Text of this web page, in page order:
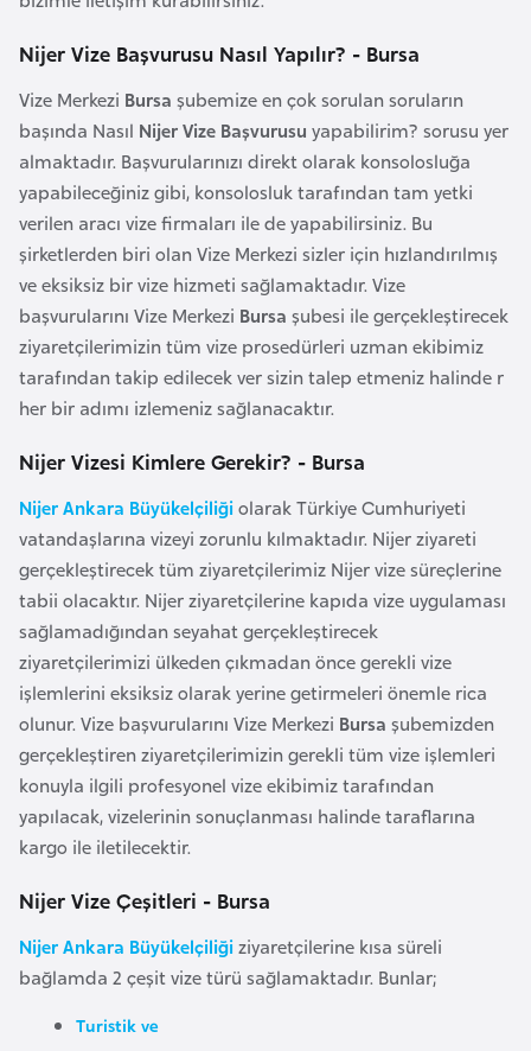
Nijer Vize Başvurusu Nasıl Yapılır? - Bursa
Vize Merkezi Bursa şubemize en çok sorulan soruların
başında Nasıl Nijer Vize Başvurusu yapabilirim? sorusu yer
almaktadır. Başvurularınızı direkt olarak konsolosluğa
yapabileceğiniz gibi, konsolosluk tarafından tam yetki
verilen aracı vize firmaları ile de yapabilirsiniz. Bu
şirketlerden biri olan Vize Merkezi sizler için hızlandırılmış
ve eksiksiz bir vize hizmeti sağlamaktadır. Vize
başvurularını Vize Merkezi Bursa şubesi ile gerçekleştirecek
ziyaretçilerimizin tüm vize prosedürleri uzman ekibimiz
tarafından takip edilecek ver sizin talep etmeniz halinde r
her bir adımı izlemeniz sağlanacaktır.
Nijer Vizesi Kimlere Gerekir? - Bursa
Nijer Ankara Büyükelçiliğiolarak Türkiye Cumhuriyeti
vatandaşlarına vizeyi zorunlu kılmaktadır. Nijer ziyareti
gerçekleştirecek tüm ziyaretçilerimiz Nijer vize süreçlerine
tabii olacaktır. Nijer ziyaretçilerine kapıda vize uygulaması
sağlamadığından seyahat gerçekleştirecek
ziyaretçilerimizi ülkeden çıkmadan önce gerekli vize
işlemlerini eksiksiz olarak yerine getirmeleri önemle rica
olunur. Vize başvurularını Vize Merkezi Bursa şubemizden
gerçekleştiren ziyaretçilerimizin gerekli tüm vize işlemleri
konuyla ilgili profesyonel vize ekibimiz tarafından
yapılacak, vizelerinin sonuçlanması halinde taraflarına
kargo ile iletilecektir.
Nijer Vize Çeşitleri - Bursa
Nijer Ankara Büyükelçiliğiziyaretçilerine kısa süreli
bağlamda 2 çeşit vize türü sağlamaktadır. Bunlar;
Turistik ve
a
r
s
e
l
k
e
n
i
B
o
s
n
a
H
e
r
e
k